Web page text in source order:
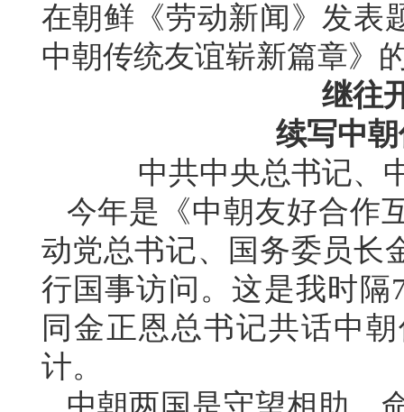
在朝鲜《劳动新闻》发
中朝传统友谊崭新篇章》
继往
续写中
中共中央总书记
今年是《中朝友好合作
动党总书记、国务委员长
行国事访问。这是我时
同金正恩总书记共话中
计。
中朝两国是守望相助、